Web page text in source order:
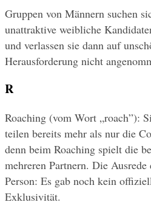
Gruppen von Männern suchen
unattraktive weibliche
und verlassen sie dann auf
Herausforderung nicht
R
Roaching (vom Wort „roach”):
teilen bereits mehr als nur die
denn beim Roaching spielt die
mehreren Partnern. Die
Person: Es gab noch kein
Exklusivität.